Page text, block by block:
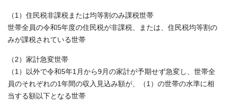
（1）住民税非課税または均等割のみ課税世帯
世帯全員の令和5年度の住民税が非課税、または、住民税均等割の
みが課税されている世帯
（2）家計急変世帯
（1）以外で令和5年1月から9月の家計が予期せず急変し、世帯全
員のそれぞれの1年間の収入見込み額が、（1）の世帯の水準に相
当する額以下となる世帯